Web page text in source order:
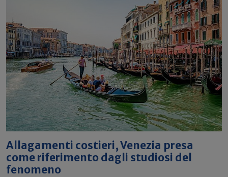
Allagamenti costieri, Venezia presa
come riferimento dagli studiosi del
fenomeno